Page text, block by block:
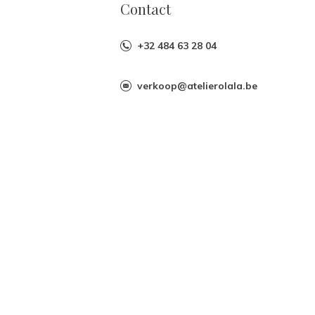
Contact
+32 484 63 28 04
verkoop@atelierolala.be